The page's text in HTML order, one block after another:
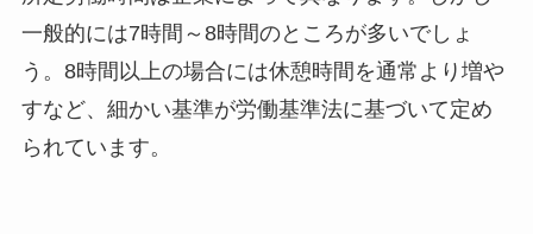
一般的には7時間～8時間のところが多いでしょ
う。8時間以上の場合には休憩時間を通常より増や
すなど、細かい基準が労働基準法に基づいて定め
られています。